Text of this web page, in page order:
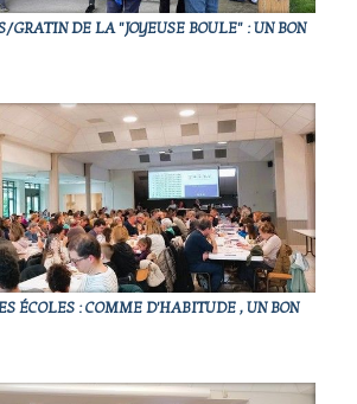
GRATIN DE LA "JOYEUSE BOULE" : UN BON
ÉCOLES : COMME D'HABITUDE , UN BON